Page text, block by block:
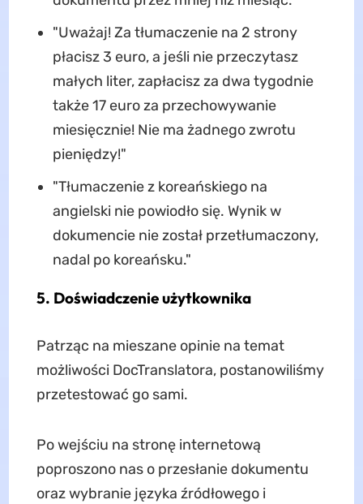
"Uważaj! Za tłumaczenie na 2 strony
płacisz 3 euro, a jeśli nie przeczytasz
małych liter, zapłacisz za dwa tygodnie
także 17 euro za przechowywanie
miesięcznie! Nie ma żadnego zwrotu
pieniędzy!"
"Tłumaczenie z koreańskiego na
angielski nie powiodło się. Wynik w
dokumencie nie został przetłumaczony,
nadal po koreańsku."
5. Doświadczenie użytkownika
Patrząc na mieszane opinie na temat
możliwości DocTranslatora, postanowiliśmy
przetestować go sami.
Po wejściu na stronę internetową
poproszono nas o przesłanie dokumentu
oraz wybranie języka źródłowego i